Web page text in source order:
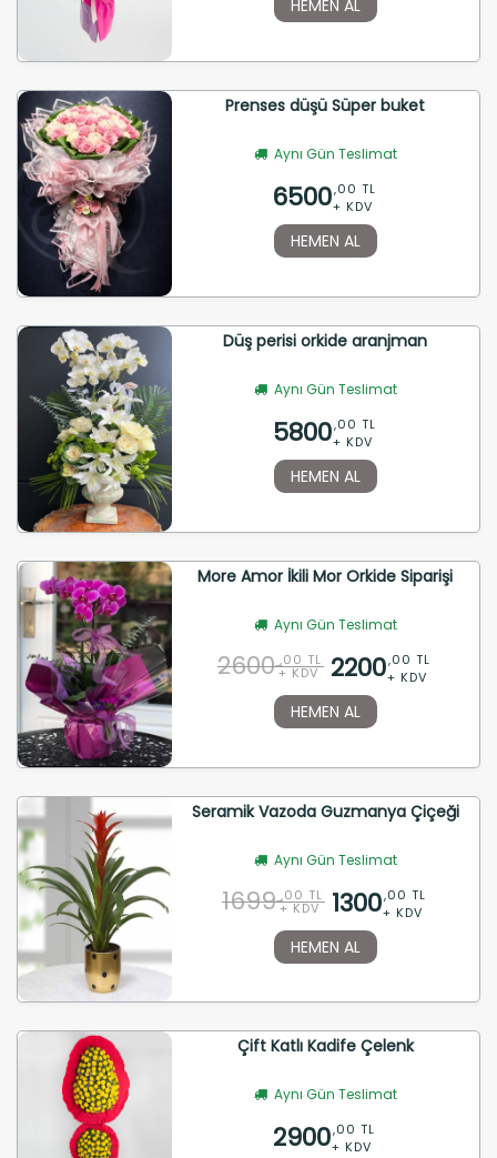
HEMEN AL
Prenses düşü Süper buket
Aynı Gün Teslimat
6500,00 TL
+ KDV
HEMEN AL
Düş perisi orkide aranjman
Aynı Gün Teslimat
5800,00 TL
+ KDV
HEMEN AL
More Amor İkili Mor Orkide Siparişi
Aynı Gün Teslimat
2600 ,00 TL
+ KDV 2200,00 TL
+ KDV
HEMEN AL
Seramik Vazoda Guzmanya Çiçeği
Aynı Gün Teslimat
1699 ,00 TL
+ KDV 1300,00 TL
+ KDV
HEMEN AL
Çift Katlı Kadife Çelenk
Aynı Gün Teslimat
2900,00 TL
+ KDV